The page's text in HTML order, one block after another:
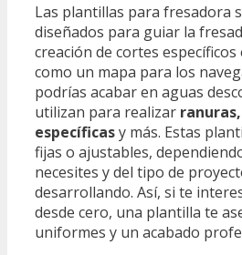
Las plantillas para fresadora
diseñados para guiar la
creación de cortes específicos
como un mapa para los
podrías acabar en aguas
utilizan para realizar
específicasy más. Estas
fijas o ajustables,
necesites y del tipo de
desarrollando. Así, si te
desde cero, una plantilla te
uniformes y un acabado